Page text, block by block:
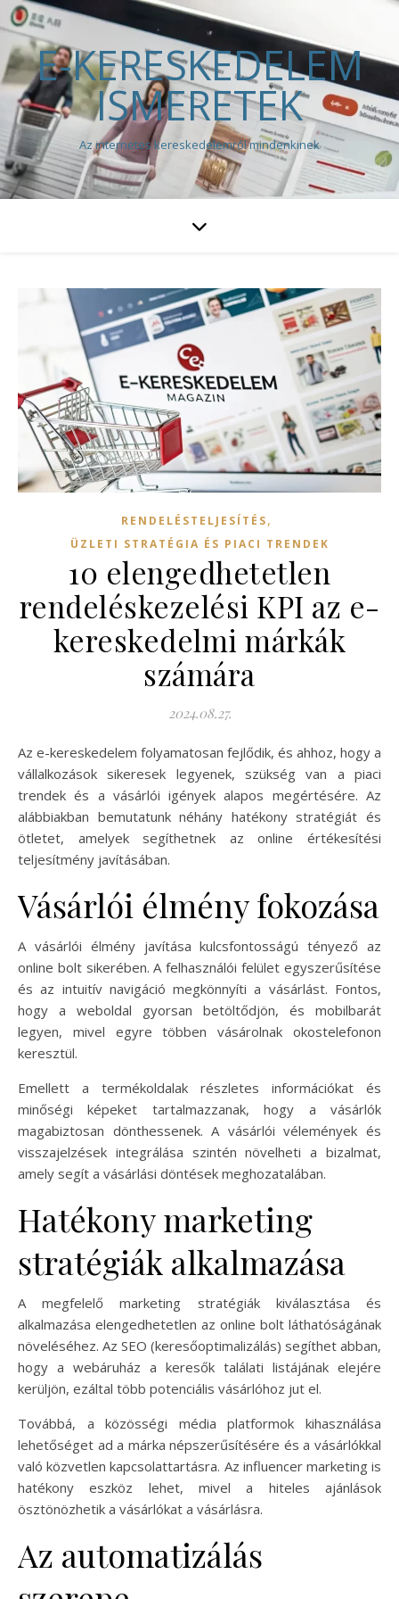
E-KERESKEDELEM
ISMERETEK
Az internetes kereskedelemről mindenkinek
RENDELÉSTELJESÍTÉS,
ÜZLETI STRATÉGIA ÉS PIACI TRENDEK
10 elengedhetetlen
rendeléskezelési KPI az e-
kereskedelmi márkák
számára
2024.08.27.
Az e-kereskedelem folyamatosan fejlődik, és ahhoz, hogy a
vállalkozások sikeresek legyenek, szükség van a piaci
trendek és a vásárlói igények alapos megértésére. Az
alábbiakban bemutatunk néhány hatékony stratégiát és
ötletet, amelyek segíthetnek az online értékesítési
teljesítmény javításában.
Vásárlói élmény fokozása
A vásárlói élmény javítása kulcsfontosságú tényező az
online bolt sikerében. A felhasználói felület egyszerűsítése
és az intuitív navigáció megkönnyíti a vásárlást. Fontos,
hogy a weboldal gyorsan betöltődjön, és mobilbarát
legyen, mivel egyre többen vásárolnak okostelefonon
keresztül.
Emellett a termékoldalak részletes információkat és
minőségi képeket tartalmazzanak, hogy a vásárlók
magabiztosan dönthessenek. A vásárlói vélemények és
visszajelzések integrálása szintén növelheti a bizalmat,
amely segít a vásárlási döntések meghozatalában.
Hatékony marketing
stratégiák alkalmazása
A megfelelő marketing stratégiák kiválasztása és
alkalmazása elengedhetetlen az online bolt láthatóságának
növeléséhez. Az SEO (keresőoptimalizálás) segíthet abban,
hogy a webáruház a keresők találati listájának elejére
kerüljön, ezáltal több potenciális vásárlóhoz jut el.
Továbbá, a közösségi média platformok kihasználása
lehetőséget ad a márka népszerűsítésére és a vásárlókkal
való közvetlen kapcsolattartásra. Az influencer marketing is
hatékony eszköz lehet, mivel a hiteles ajánlások
ösztönözhetik a vásárlókat a vásárlásra.
Az automatizálás